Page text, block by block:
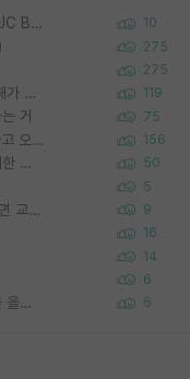
Korea University 수학, 컴퓨터과학 이학사, UC Berkeley 산업공학 대학원 공학박사가 되는 것은 쉽지 않겠죠? 10
275
275
대학원생들 교수에게 가스라이팅 당한 것은 이해가 갑니다. 안타깝네요. 119
거 75
석사입학예정생 분들! 제발 어느 정도 각오는 하고 오세요. 156
포스텍 억까에 대해 (동문의 학문적 아웃풋에 대한 반박) 50
5
SSH 박사과정을 그만두고 지방대 박사로 옮기면 교수의 꿈은 끝일까요? 9
16
14
6
정보보안 연구하는 입장에선 식별가능한 사진을 올리는건 비추이긴함 6